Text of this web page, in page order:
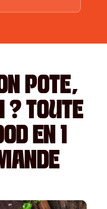
POTE,
? TOUTE
EN 1